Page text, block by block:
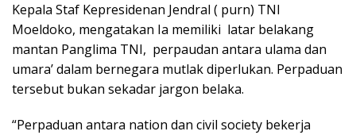
Kepala Staf Kepresidenan Jendral ( purn) TNI
Moeldoko, mengatakan Ia memiliki latar belakang
mantan Panglima TNI, perpaudan antara ulama dan
umara’ dalam bernegara mutlak diperlukan. Perpaduan
tersebut bukan sekadar jargon belaka.
“Perpaduan antara nation dan civil society bekerja